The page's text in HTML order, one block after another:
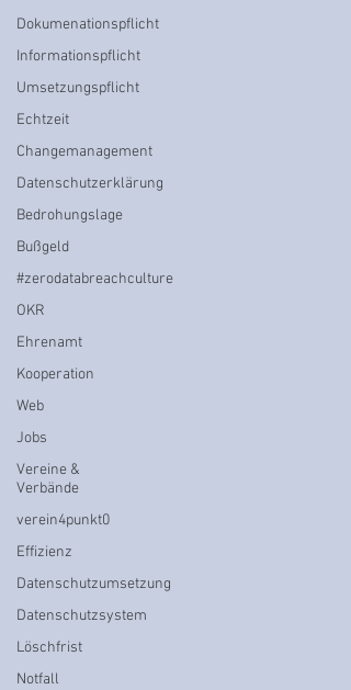
Dokumenationspflicht
Informationspflicht
Umsetzungspflicht
Echtzeit
Changemanagement
Datenschutzerklärung
Bedrohungslage
Bußgeld
#zerodatabreachculture
OKR
Ehrenamt
Kooperation
Web
Jobs
Vereine &
Verbände
verein4punkt0
Effizienz
Datenschutzumsetzung
Datenschutzsystem
Löschfrist
Notfall